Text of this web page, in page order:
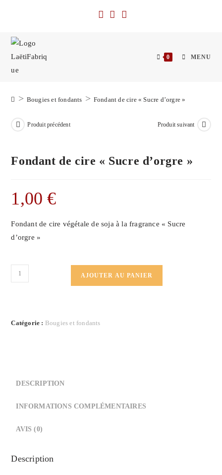
0 MENU
> Bougies et fondants > Fondant de cire « Sucre d’orgre »
Produit précédent Produit suivant
Fondant de cire « Sucre d’orgre »
1,00€
Fondant de cire végétale de soja à la fragrance « Sucre
d’orgre »
quantité
de
cire
AJOUTER AU PANIER
Catégorie : Bougies et fondants
DESCRIPTION
INFORMATIONS COMPLÉMENTAIRES
AVIS (0)
Description